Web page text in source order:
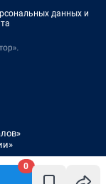
0
данных и